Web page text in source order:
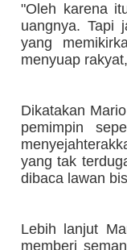
"Oleh karena
uangnya. Tapi
yang
menyuap
Dikatakan
pemimpin
yang tak
dibaca lawan
Lebih lanjut
memberi